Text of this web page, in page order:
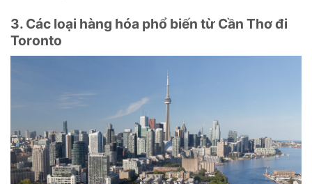
3. Các loại hàng hóa phổ biến từ Cần Thơ đi
Toronto